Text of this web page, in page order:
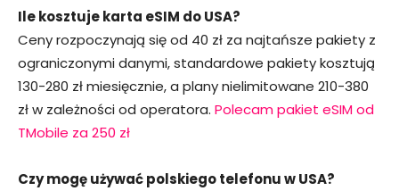
Ile kosztuje karta eSIM do USA?
Ceny rozpoczynają się od 40 zł za najtańsze pakiety z
ograniczonymi danymi, standardowe pakiety kosztują
130-280 zł miesięcznie, a plany nielimitowane 210-380
zł w zależności od operatora. Polecam pakiet eSIM od
TMobile za 250 zł
Czy mogę używać polskiego telefonu w USA?